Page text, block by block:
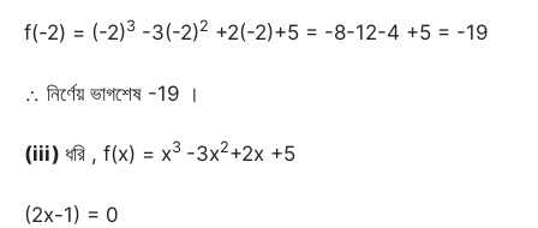
f(-2) = (-2)3 -3(-2)2 +2(-2)+5 = -8-12-4 +5 = -19
∴ নির্ণেয় ভাগশেষ -19 ।
(iii) ধরি , f(x) = x3 -3x2+2x +5
(2x-1) = 0